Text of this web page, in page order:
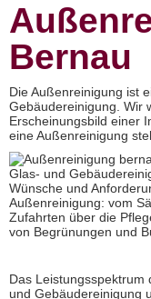
Bernau
Die Außenreinigung ist
Gebäudereinigung. Wir
Erscheinungsbild einer
eine Außenreinigung
Glas- und
Wünsche und
Außenreinigung: vom
Zufahrten über die
von Begrünungen und
Das Leistungsspektrum
und Gebäudereinigung